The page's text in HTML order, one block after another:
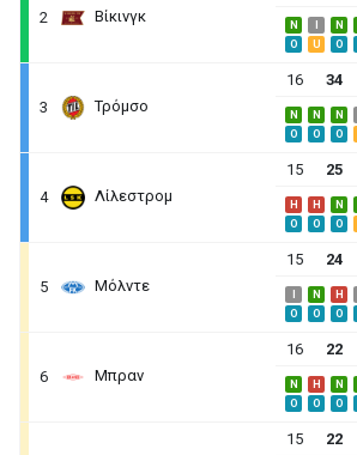
2 Βίκινγκ N N
O
U O
3 Τρόμσο
16 34
N N N
O
O O
4 Λίλεστρομ
15 25
H H N
O
O O
5 Μόλντε
15 24
N H
O
O O
6 Μπραν
16 22
N H N
O
O O
15 22